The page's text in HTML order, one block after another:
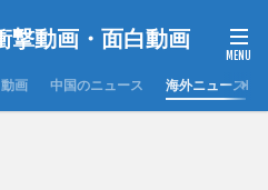
画 中国のニュース 海外ニュース